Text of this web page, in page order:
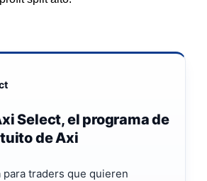
Select, el programa de
de Axi
para traders que quieren